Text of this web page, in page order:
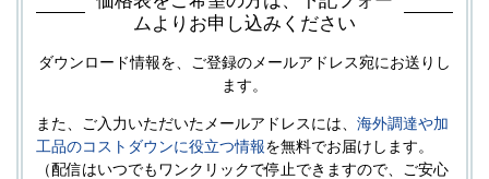
ムよりお申し込みください
ダウンロード情報を、ご登録のメールアドレス宛にお送りし
ます。
また、ご入力いただいたメールアドレスには、 海外調達や加
工品のコストダウンに役立つ情報を無料でお届けします。
（配信はいつでもワンクリックで停止できますので、ご安心